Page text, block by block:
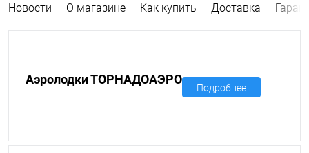
Новости О магазине Как купить Доставка
Аэролодки ТОРНАДОАЭРО
Подробнее